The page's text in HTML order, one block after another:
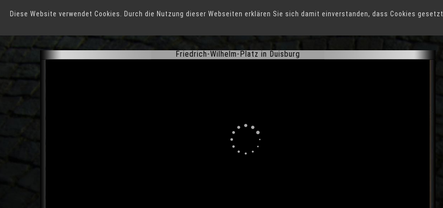
Diese Website verwendet Cookies. Durch die Nutzung dieser Webseiten erklären Sie sich damit einverstanden, dass Cookies gesetzt
Duisburg
Friedrich-Wilhelm-Platz in Duisburg